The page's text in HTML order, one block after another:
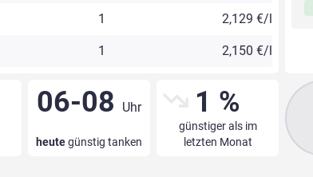
1 2,129 €/l
1 2,150 €/l
06-08 Uhr
heutegünstig tanken
1 %
günstiger als im
letzten Monat